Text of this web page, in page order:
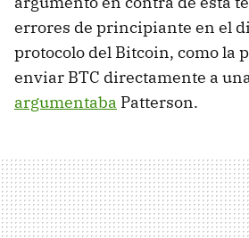
errores de principiante en el
protocolo del Bitcoin, como la
enviar BTC directamente a
argumentaba Patterson.